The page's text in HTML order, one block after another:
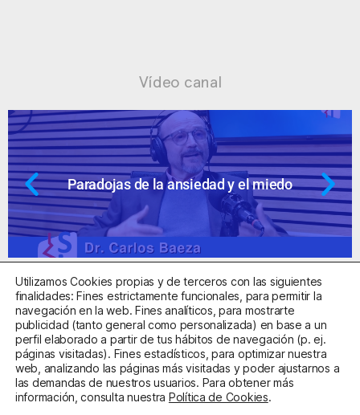
Vídeo canal
Paradojas de la ansiedad y el miedo
Centro Sanitario Autorizado con el código E08737002
Aviso LegalPolítica de PrivacidadPolítica de Cookies
Utilizamos Cookies propias y de terceros con las siguientes
finalidades: Fines estrictamente funcionales, para permitir la
navegación en la web. Fines analíticos, para mostrarte
publicidad (tanto general como personalizada) en base a un
perfil elaborado a partir de tus hábitos de navegación (p. ej.
páginas visitadas). Fines estadísticos, para optimizar nuestra
web, analizando las páginas más visitadas y poder ajustarnos a
las demandas de nuestros usuarios. Para obtener más
información, consulta nuestra Política de Cookies.